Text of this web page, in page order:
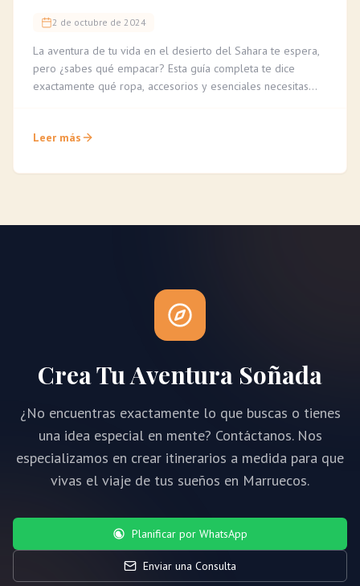
2 de octubre de 2024
La aventura de tu vida en el desierto del Sahara te espera,
pero ¿sabes qué empacar? Esta guía completa te dice
exactamente qué ropa, accesorios y esenciales necesitas
Leer más
Crea Tu Aventura Soñada
¿No encuentras exactamente lo que buscas o tienes
una idea especial en mente? Contáctanos. Nos
especializamos en crear itinerarios a medida para que
vivas el viaje de tus sueños en Marruecos.
Planificar por WhatsApp
Enviar una Consulta